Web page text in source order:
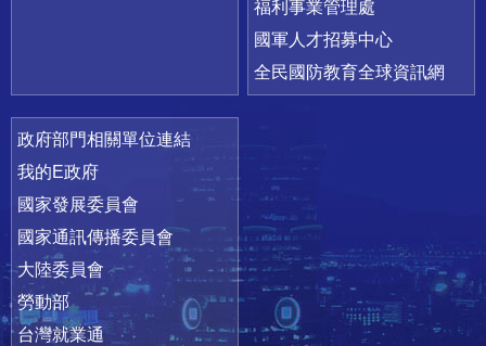
福利事業管理處
國軍人才招募中心
全民國防教育全球資訊網
政府部門相關單位連結
我的E政府
國家發展委員會
國家通訊傳播委員會
大陸委員會
勞動部
台灣就業通